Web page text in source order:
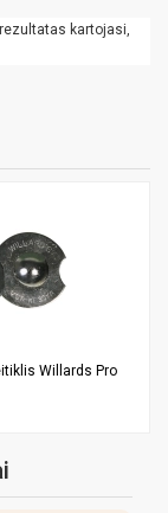
kartojasi,
Willards Pro